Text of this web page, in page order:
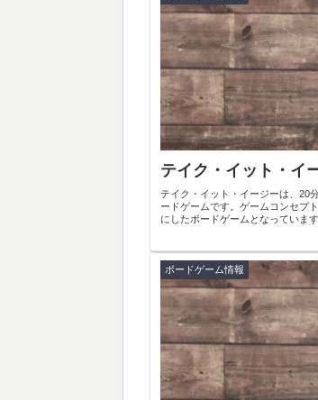
テイク・イット・イ
テイク・イット・イージーは、20
ードゲームです。ゲームコンセプ
にしたボードゲームとなっています
ボードゲーム情報